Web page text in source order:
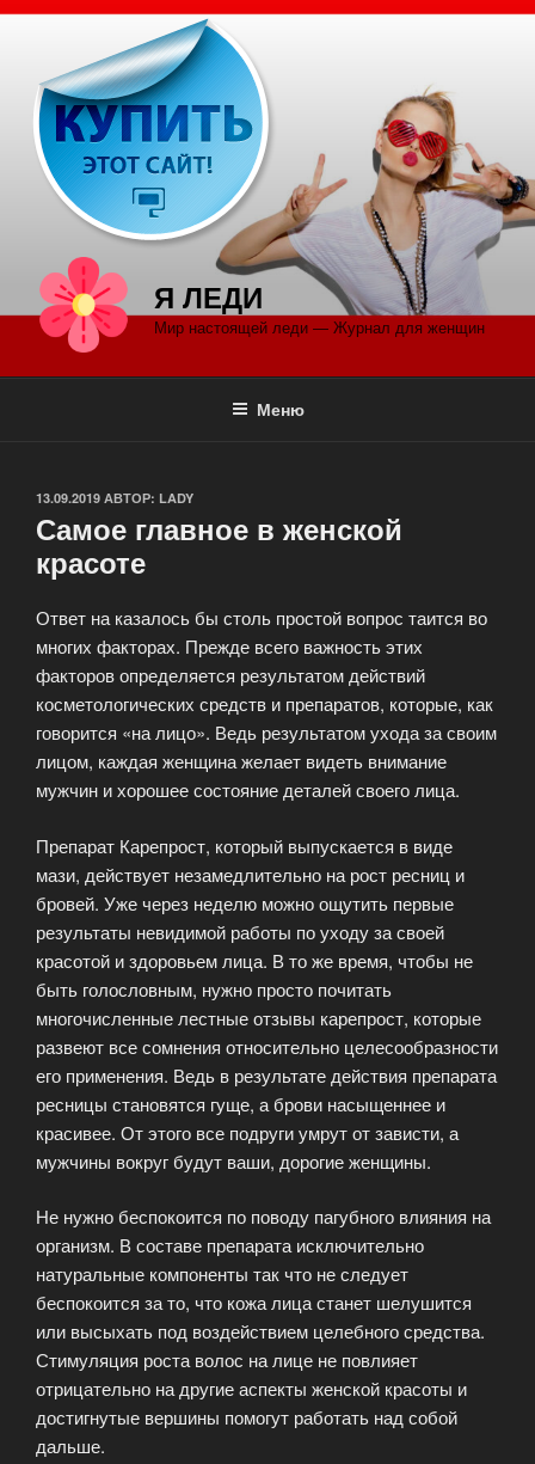
Перейти
содержимому
Я ЛЕДИ
Мир настоящей леди — Журнал для женщин
Меню
ОПУБЛИКОВАНО
13.09.2019 АВТОР: LADY
Самое главное в женской
красоте
Ответ на казалось бы столь простой вопрос таится во
многих факторах. Прежде всего важность этих
факторов определяется результатом действий
косметологических средств и препаратов, которые, как
говорится «на лицо». Ведь результатом ухода за своим
лицом, каждая женщина желает видеть внимание
мужчин и хорошее состояние деталей своего лица.
Препарат Карепрост, который выпускается в виде
мази, действует незамедлительно на рост ресниц и
бровей. Уже через неделю можно ощутить первые
результаты невидимой работы по уходу за своей
красотой и здоровьем лица. В то же время, чтобы не
быть голословным, нужно просто почитать
многочисленные лестные отзывы карепрост, которые
развеют все сомнения относительно целесообразности
его применения. Ведь в результате действия препарата
ресницы становятся гуще, а брови насыщеннее и
красивее. От этого все подруги умрут от зависти, а
мужчины вокруг будут ваши, дорогие женщины.
Не нужно беспокоится по поводу пагубного влияния на
организм. В составе препарата исключительно
натуральные компоненты так что не следует
беспокоится за то, что кожа лица станет шелушится
или высыхать под воздействием целебного средства.
Стимуляция роста волос на лице не повлияет
отрицательно на другие аспекты женской красоты и
достигнутые вершины помогут работать над собой
дальше.